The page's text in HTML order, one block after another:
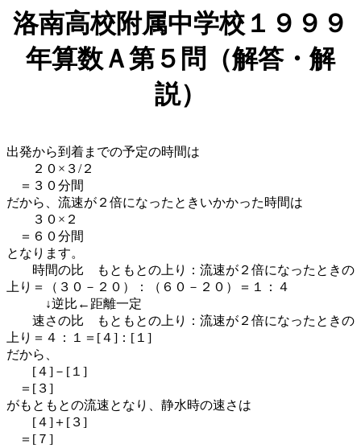
洛南高校附属中学校１９９９
年算数Ａ第５問（解答・解
説）
出発から到着までの予定の時間は
２０×３/２
＝３０分間
だから、流速が２倍になったときいかかった時間は
３０×２
＝６０分間
となります。
時間の比 もともとの上り：流速が２倍になったときの
上り＝（３０－２０）：（６０－２０）＝１：４
↓逆比←距離一定
速さの比 もともとの上り：流速が２倍になったときの
上り＝４：１＝[４]：[１]
だから、
[４]－[１]
＝[３]
がもともとの流速となり、静水時の速さは
[４]＋[３]
＝[７]